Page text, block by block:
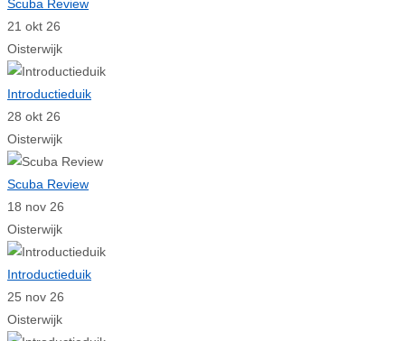
Scuba Review
21 okt 26
Oisterwijk
Introductieduik
28 okt 26
Oisterwijk
Scuba Review
18 nov 26
Oisterwijk
Introductieduik
25 nov 26
Oisterwijk